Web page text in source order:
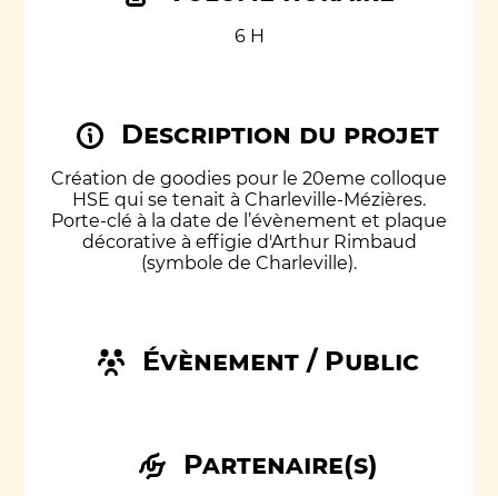
6 H
Description du projet
Création de goodies pour le 20eme colloque
HSE qui se tenait à Charleville-Mézières.
Porte-clé à la date de l’évènement et plaque
décorative à effigie d'Arthur Rimbaud
(symbole de Charleville).
Partenaire(s)
Évènement / Public